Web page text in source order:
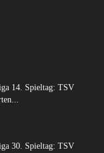
14. Spieltag: TSV
30. Spieltag: TSV